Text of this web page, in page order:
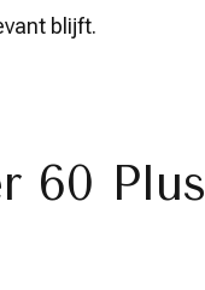
blijft.
60 Plus